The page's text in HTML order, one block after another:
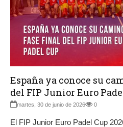
España ya conoce su
del FIP Junior Euro
martes, 30 de junio de 2026 0
El FIP Junior Euro Padel Cup